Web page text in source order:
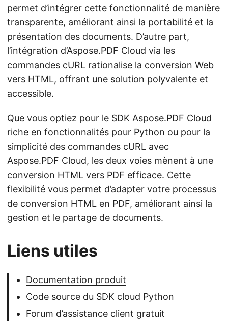
permet d’intégrer cette fonctionnalité de manière
transparente, améliorant ainsi la portabilité et la
présentation des documents. D’autre part,
l’intégration d’Aspose.PDF Cloud via les
commandes cURL rationalise la conversion Web
vers HTML, offrant une solution polyvalente et
accessible.
Que vous optiez pour le SDK Aspose.PDF Cloud
riche en fonctionnalités pour Python ou pour la
simplicité des commandes cURL avec
Aspose.PDF Cloud, les deux voies mènent à une
conversion HTML vers PDF efficace. Cette
flexibilité vous permet d’adapter votre processus
de conversion HTML en PDF, améliorant ainsi la
gestion et le partage de documents.
Liens utiles
Documentation produit
Code source du SDK cloud Python
Forum d’assistance client gratuit